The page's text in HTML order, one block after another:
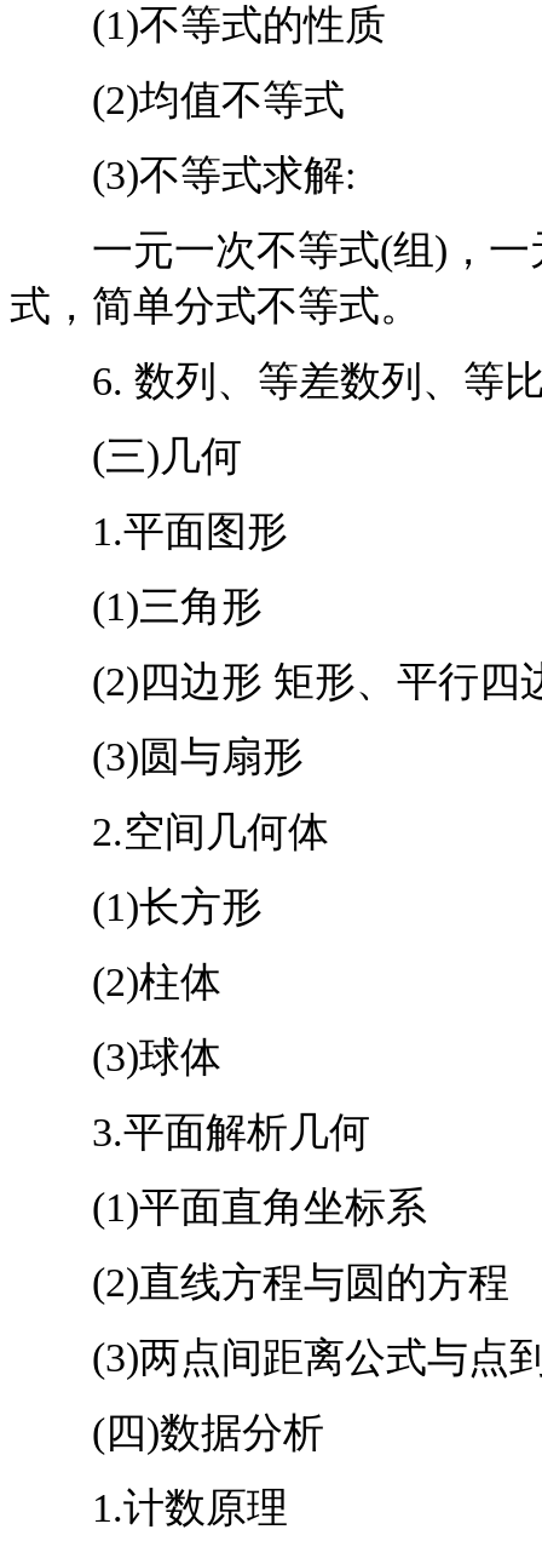
(1)不等式的性质
(2)均值不等式
(3)不等式求解:
一元一次不等式(组)，一
式，简单分式不等式。
6. 数列、等差数列、等
(三)几何
1.平面图形
(1)三角形
(2)四边形 矩形、平行四
(3)圆与扇形
2.空间几何体
(1)长方形
(2)柱体
(3)球体
3.平面解析几何
(1)平面直角坐标系
(2)直线方程与圆的方程
(3)两点间距离公式与点
(四)数据分析
1.计数原理